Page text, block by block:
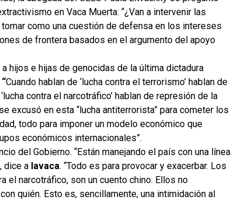
en Vaca Muerta: “¿Van a intervenir las
como una cuestión de defensa en los intereses
de frontera basados en el argumento del apoyo
hijos e hijas de genocidas de la última dictadura
“Cuando hablan de ‘lucha contra el terrorismo’ hablan de
contra el narcotráfico’ hablan de represión de la
excusó en esta “lucha antiterrorista” para cometer los
todo para imponer un modelo económico que
económicos internacionales”.
del Gobierno. “Están manejando el país con una línea
dice a lavaca. “Todo es para provocar y exacerbar. Los
el narcotráfico, son un cuento chino. Ellos no
quién. Esto es, sencillamente, una intimidación al